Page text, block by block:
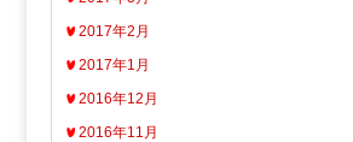
2017年2月
2017年1月
2016年12月
2016年11月